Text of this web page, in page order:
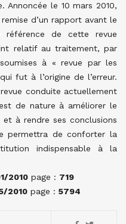
Annoncée le 10 mars 2010,
d’un rapport avant le
de cette revue
relatif au traitement, par
à « revue par les
fut à l’origine de l’erreur.
conduite actuellement
de nature à améliorer le
à rendre ses conclusions
permettra de conforter la
indispensable à la
2010 page : 719
2010 page : 5794